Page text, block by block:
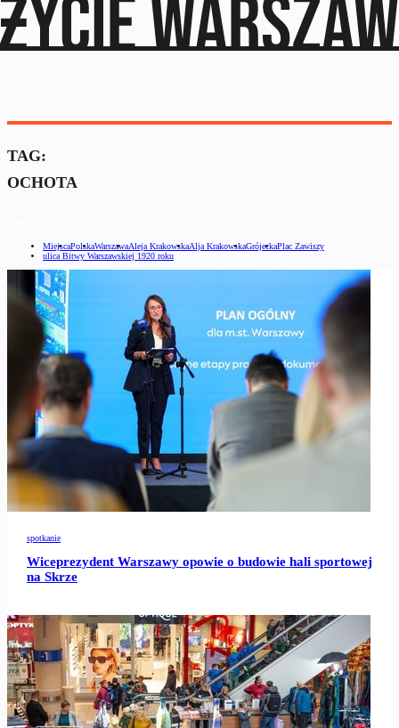
TAG:
OCHOTA
MiejscaPolskaWarszawaAleja KrakowskaAlja KrakowskaGrójeckaPlac Zawiszy
ulica Bitwy Warszawskiej 1920 roku
spotkanie
Wiceprezydent Warszawy opowie o budowie hali sportowej
na Skrze